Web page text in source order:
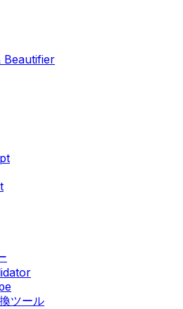
Beautifier
ツール